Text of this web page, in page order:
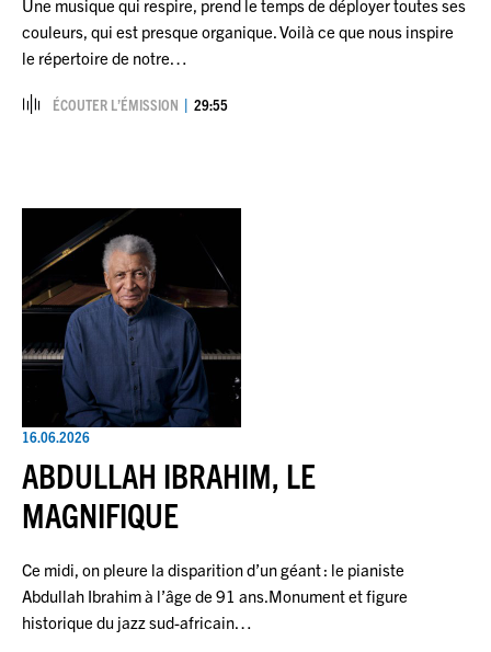
Une musique qui respire, prend le temps de déployer toutes ses
couleurs, qui est presque organique. Voilà ce que nous inspire
le répertoire de notre…
ÉCOUTER L’ÉMISSION 29:55
16.06.2026
ABDULLAH IBRAHIM, LE
MAGNIFIQUE
Ce midi, on pleure la disparition d’un géant : le pianiste
Abdullah Ibrahim à l’âge de 91 ans.Monument et figure
historique du jazz sud-africain…